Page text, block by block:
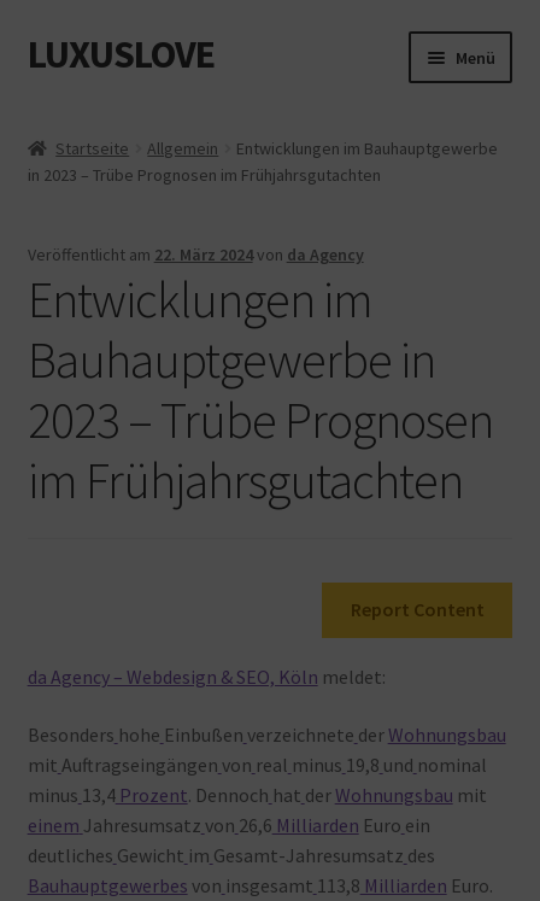
Zur
Navigation
Zum
Inhalt
LUXUSLOVE Menü
Cookie-Richtlinie (EU)
Datenschutz
Impressum
Kasse
Mein Konto
Shop
Startseite Allgemein
Entwicklungen im Bauhauptgewerbe
in 2023 – Trübe Prognosen im Frühjahrsgutachten
Veröffentlicht am 22. März 2024von da Agency
Entwicklungen im
Bauhauptgewerbe in
2023 – Trübe Prognosen
im Frühjahrsgutachten
Report Content
da Agency – Webdesign & SEO, Köln meldet:
Besonders hohe Einbußen verzeichnete derWohnungsbau
mit Auftragseingängen von real minus 19,8 und nominal
minus 13,4Prozent. Dennoch hat derWohnungsbau mit
einem Jahresumsatz von 26,6 Milliarden Euro ein
deutliches Gewicht im Gesamt-Jahresumsatz des
Bauhauptgewerbes von insgesamt 113,8 Milliarden Euro.